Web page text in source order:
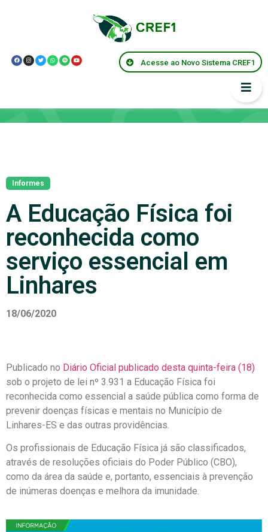
Acesse ao Novo Sistema CREF1
Informes
A Educação Física foi
reconhecida como
serviço essencial em
Linhares
18/06/2020
Publicado no Diário Oficial publicado desta quinta-feira (18)
sob o projeto de lei nº 3.931 a Educação Física foi
reconhecida como essencial a saúde pública como forma de
prevenir doenças físicas e mentais no Município de
Linhares-ES e das outras providências.
Os profissionais de Educação Física já são classificados,
através de resoluções oficiais do Poder Público (CBO),
como da área da saúde e, portanto, essenciais à prevenção
de inúmeras doenças e melhora da imunidade.